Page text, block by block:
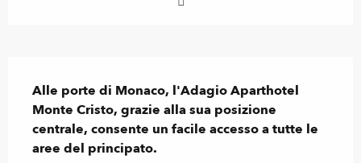
Alle porte di Monaco, l'Adagio Aparthotel
Monte Cristo, grazie alla sua posizione
centrale, consente un facile accesso a tutte le
aree del principato.